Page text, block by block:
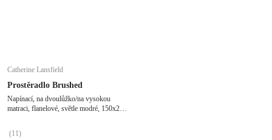
Catherine Lansfield
Prostěradlo Brushed
Napínací, na dvoulůžko/na vysokou
matraci, flanelové, světle modré, 150x200
(11)